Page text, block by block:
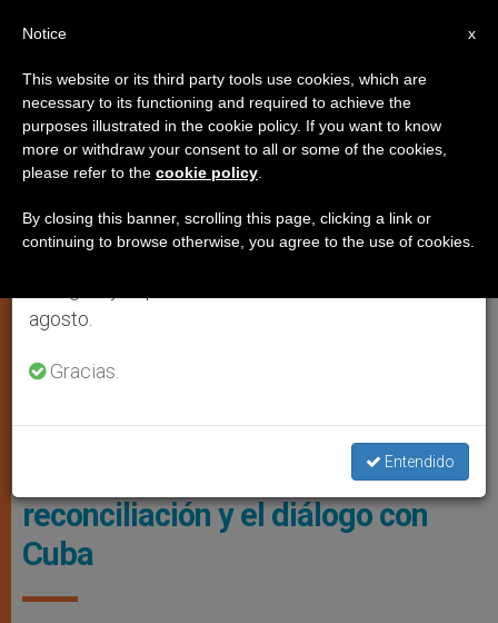
JUSTICIA Y PAZ
(Foto: Cortesía De La Cumbre De Panamá)
EEUU: los obispos apoyan la
reconciliación y el diálogo con
Cuba
×
Aviso importante
Del 27 de julio al 7 de agosto haremos la pausa
anual, aprovechando que en el periodo de verano
se generan menos informaciones y también el
agosto.
Gracias.
Entendido
x
Notice
This website or its third party tools use cookies, which are
necessary to its functioning and required to achieve the
purposes illustrated in the cookie policy. If you want to know
more or withdraw your consent to all or some of the cookies,
please refer to the cookie policy
By closing this banner, scrolling this page, clicking a link or
continuing to browse otherwise, you agree to the use of cookies.